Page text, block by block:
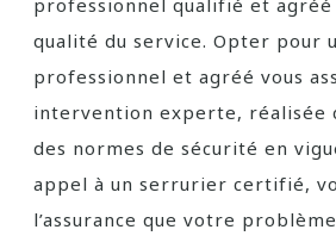
professionnel qualifié et
qualité du service. Opter pour
professionnel et agréé vous
intervention experte, réalisée
des normes de sécurité en
appel à un serrurier certifié,
l’assurance que votre